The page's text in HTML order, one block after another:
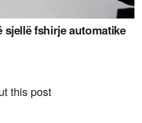
sjellë fshirje automatike
this post